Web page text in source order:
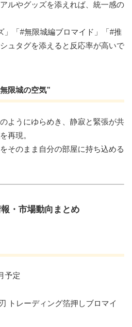
ルやグッズを添えれば、統一感の
」「#無限城編ブロマイド」「#推
ュタグを添えると反応率が高いで
限城の空気”
ようにゆらめき、静寂と緊張が共
再現。
そのまま自分の部屋に持ち込める
・市場動向まとめ
予定
トレーディング箔押しブロマイ